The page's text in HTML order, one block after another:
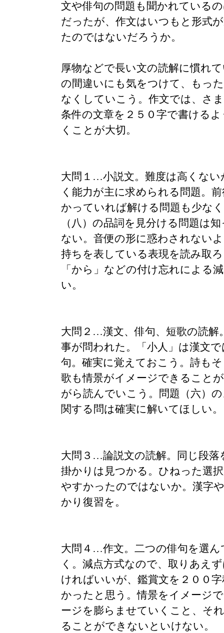
文や俳句の問題も聞かれている
だったが、作文はいつもと形式
たのではないだろうか。
厚物などで長い文の読解に慣れ
の間違いにも気をつけて、もっ
なくしていこう。作文では、さ
条件の文章を２５０字で書ける
くことが大切。
大問１…小説文。難度は高くない
く能力が主に求められる問題。
かっていれば解ける問題も少な
（八）の品詞を見分ける問題は
ない。音便の形に惑わされない
持ちを表している表現を読み取
「から」などの付け忘れによる
い。
大問２…漢文、俳句、短歌の読解
事が問われた。「小人」は漢文
句。確実に覚えておこう。詩も
歌も情景がイメージできること
がら読んでいこう。問題（六）
関する問は確実に解いてほしい。
大問３…論説文の読解。同じ段落
掛かりは見つかる。ひねった選
やすかったのではないか。漢字
かり復習を。
大問４…作文。二つの俳句を選ん
く。減点方式なので、取りあえ
ければいいが、鑑賞文を２００
かったと思う。情景をイメージ
ージを膨らませていくこと、そ
ることができないといけない。